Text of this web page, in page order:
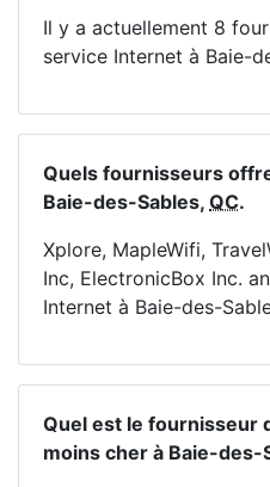
Il y a actuellement 8
service Internet à Baie-
Quels fournisseurs
Baie-des-Sables, QC.
Xplore, MapleWifi,
Inc, ElectronicBox Inc.
Internet à Baie-des-
Quel est le fournisseur
moins cher à Baie-des-